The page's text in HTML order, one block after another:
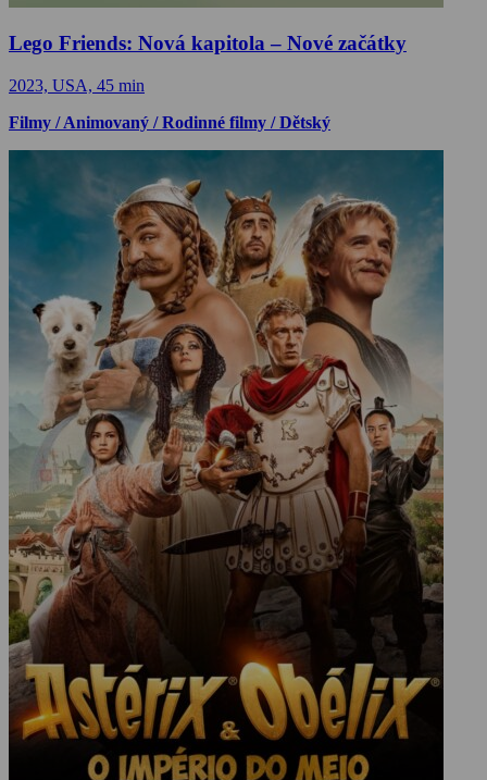
Lego Friends: Nová kapitola – Nové začátky
2023, USA, 45 min
Filmy / Animovaný / Rodinné filmy / Dětský